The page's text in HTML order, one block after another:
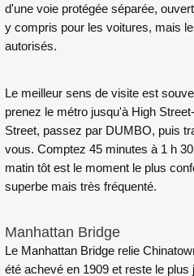
d'une voie protégée séparée,
y compris pour les voitures, mais
autorisés.
Le meilleur sens de visite est
prenez le métro jusqu'à High
Street, passez par DUMBO, puis
vous. Comptez 45 minutes à 1 h
matin tôt est le moment le plus
superbe mais très fréquenté.
Manhattan Bridge
Le Manhattan Bridge relie
été achevé en 1909 et reste le